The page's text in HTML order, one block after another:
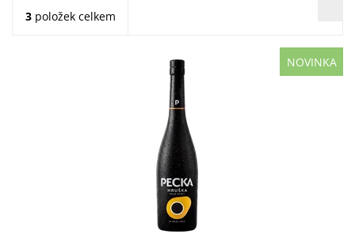
3 položek celkem
NOVINKA
Pecka Hruška 0,7 l – hrušková specialita s podpisem
odrůdy Williams. Pecka Hruška je moderní ovocná
specialita s hruškovým destilátem z...